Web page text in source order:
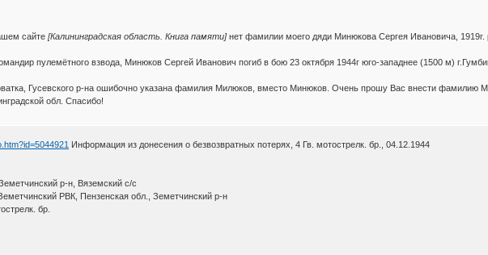
сайте [Калининградская область. Книга памяти]нет фамилии моего дяди Минюкова Сергея Ивановича, 1919г.
пулемётного взвода, Минюков Сергей Иванович погиб в бою 23 октября 1944г юго-западнее (1500 м)
Гусевского р-на ошибочно указана фамилия Милюков, вместо Минюков. Очень прошу Вас внести фамилию
обл. Спасибо!
Информация из донесения о безвозвратных потерях, 4 Гв. мотострелк. бр., 04.12.1944
р-н, Вяземский с/с
РВК, Пензенская обл., Земетчинский р-н
бр.